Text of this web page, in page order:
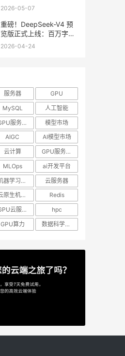
选？
2026-05-07
重磅！DeepSeek-V4 预
览版正式上线：百万字超
长上下文，Agent与推理
2026-04-24
服务器
GPU
MySQL
人工智能
GPU服务器
模型市场
AIGC
AI模型市场
云计算
GPU服务器租用
MLOps
ai开发平台
机器学习模型
云服务器
云原生机器学习
Redis
GPU云服务器
hpc
GPU算力 数据科学工作流